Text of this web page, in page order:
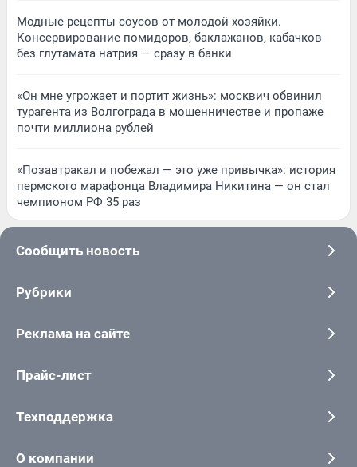
Модные рецепты соусов от молодой хозяйки.
Консервирование помидоров, баклажанов, кабачков
без глутамата натрия — сразу в банки
«Он мне угрожает и портит жизнь»: москвич обвинил
турагента из Волгограда в мошенничестве и пропаже
почти миллиона рублей
«Позавтракал и побежал — это уже привычка»: история
пермского марафонца Владимира Никитина — он стал
чемпионом РФ 35 раз
Сообщить новость
Рубрики
Реклама на сайте
Прайс-лист
Техподдержка
О компании